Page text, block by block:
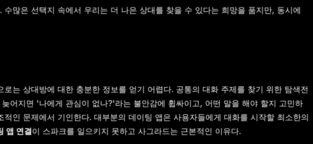
많은 선택지 속에서 우리는 더 나은 상대를 찾을 수 있다는 희망을 품지만, 동시에
는 상대방에 대한 충분한 정보를 얻기 어렵다. 공통의 대화 주제를 찾기 위한 탐색전
어지면 '나에게 관심이 없나?'라는 불안감에 휩싸이고, 어떤 말을 해야 할지 고민하
인 문제에서 기인한다. 대부분의 데이팅 앱은 사용자들에게 대화를 시작할 최소한의
앱 연결이 스파크를 일으키지 못하고 사그라드는 근본적인 이유다.